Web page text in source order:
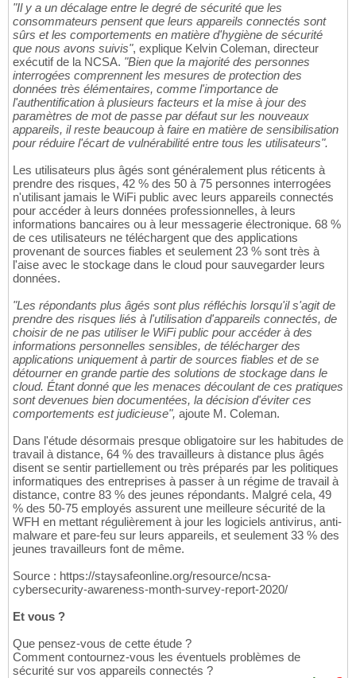
"Il y a un décalage entre le degré de sécurité que les
consommateurs pensent que leurs appareils connectés sont
sûrs et les comportements en matière d'hygiène de sécurité
que nous avons suivis", explique Kelvin Coleman, directeur
exécutif de la NCSA. "Bien que la majorité des personnes
interrogées comprennent les mesures de protection des
données très élémentaires, comme l'importance de
l'authentification à plusieurs facteurs et la mise à jour des
paramètres de mot de passe par défaut sur les nouveaux
appareils, il reste beaucoup à faire en matière de sensibilisation
pour réduire l'écart de vulnérabilité entre tous les utilisateurs".
Les utilisateurs plus âgés sont généralement plus réticents à
prendre des risques, 42 % des 50 à 75 personnes interrogées
n'utilisant jamais le WiFi public avec leurs appareils connectés
pour accéder à leurs données professionnelles, à leurs
informations bancaires ou à leur messagerie électronique. 68 %
de ces utilisateurs ne téléchargent que des applications
provenant de sources fiables et seulement 23 % sont très à
l'aise avec le stockage dans le cloud pour sauvegarder leurs
données.
"Les répondants plus âgés sont plus réfléchis lorsqu'il s'agit de
prendre des risques liés à l'utilisation d'appareils connectés, de
choisir de ne pas utiliser le WiFi public pour accéder à des
informations personnelles sensibles, de télécharger des
applications uniquement à partir de sources fiables et de se
détourner en grande partie des solutions de stockage dans le
cloud. Étant donné que les menaces découlant de ces pratiques
sont devenues bien documentées, la décision d'éviter ces
comportements est judicieuse", ajoute M. Coleman.
Dans l'étude désormais presque obligatoire sur les habitudes de
travail à distance, 64 % des travailleurs à distance plus âgés
disent se sentir partiellement ou très préparés par les politiques
informatiques des entreprises à passer à un régime de travail à
distance, contre 83 % des jeunes répondants. Malgré cela, 49
% des 50-75 employés assurent une meilleure sécurité de la
WFH en mettant régulièrement à jour les logiciels antivirus, anti-
malware et pare-feu sur leurs appareils, et seulement 33 % des
jeunes travailleurs font de même.
Source : https://staysafeonline.org/resource/ncsa-
cybersecurity-awareness-month-survey-report-2020/
Et vous ?
Que pensez-vous de cette étude ?
Comment contournez-vous les éventuels problèmes de
sécurité sur vos appareils connectés ?